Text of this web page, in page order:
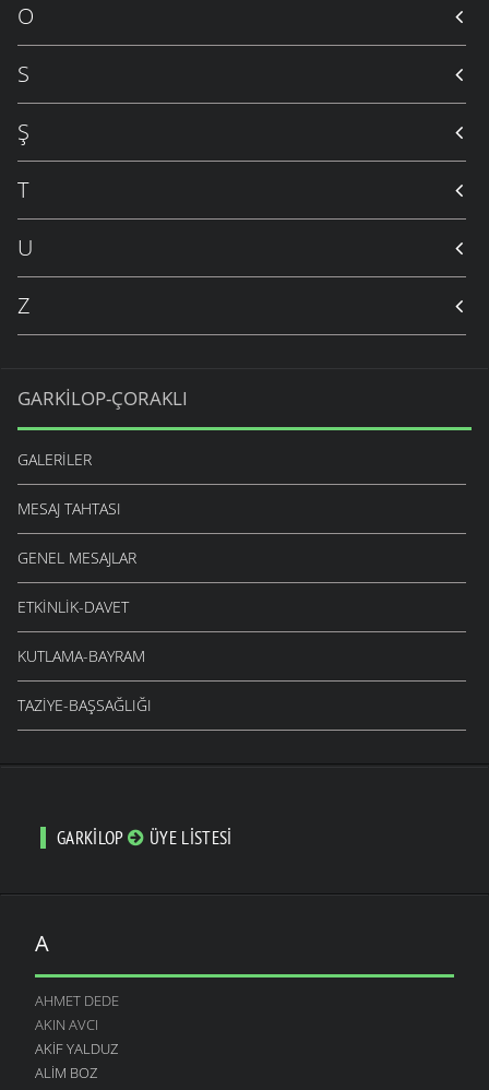
O
S
Ş
T
U
Z
GARKILOP-ÇORAKLI
GALERILER
MESAJ TAHTASI
GENEL MESAJLAR
ETKINLIK-DAVET
KUTLAMA-BAYRAM
TAZIYE-BAŞSAĞLIĞI
GARKILOP ÜYE LISTESI
A
AHMET DEDE
AKIN AVCI
AKIF YALDUZ
ALIM BOZ